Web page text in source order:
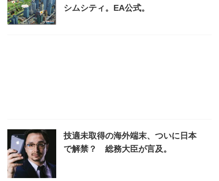
シムシティ。EA公式。
技適未取得の海外端末、ついに日本
で解禁？ 総務大臣が言及。